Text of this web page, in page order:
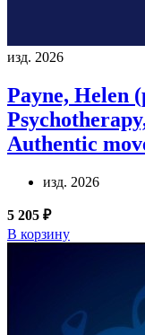
изд. 2026
Payne, Helen
Authentic
изд. 2026
5 205 ₽
В корзину